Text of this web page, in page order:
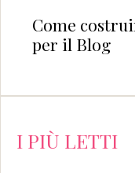
Come
per il Blog
I PIÙ LETTI